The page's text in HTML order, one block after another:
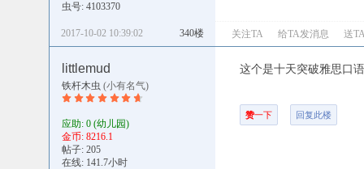
虫号: 4103370
340楼
2017-10-02 10:39:02 关注TA 给TA发消息 送
littlemud
铁杆木虫 (小有名气)
应助: 0 (幼儿园)
金币: 8216.1
帖子: 205
在线: 141.7小时
这个是十天突破雅思口
赞一下 回复此楼